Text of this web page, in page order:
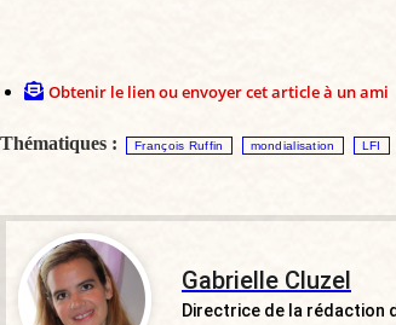
Obtenir le lien ou envoyer cet article à un ami
Thématiques : François Ruffin mondialisation LFI
Gabrielle Cluzel
Directrice de la rédaction